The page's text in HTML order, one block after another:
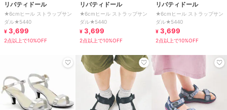
リバティドール
★6cmヒール ストラップサン
ダル★5440
¥ 3,699
2点以上で10%OFF
リバティドール
★6cmヒール ストラップサン
ダル★5440
¥ 3,699
2点以上で10%OFF
リバティドール
★6cmヒール ストラップサン
ダル★5440
¥ 3,699
2点以上で10%OFF